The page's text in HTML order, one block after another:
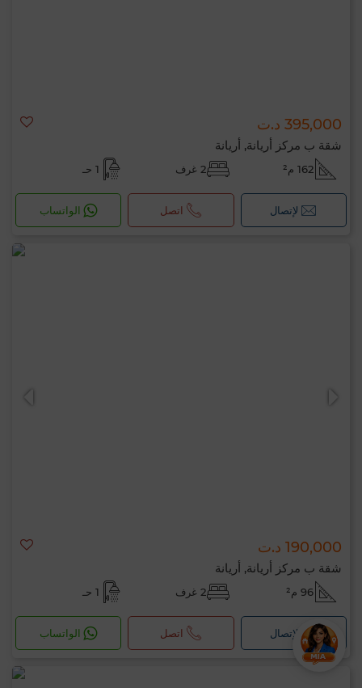
395,000 د.ت
شقة ب مركز أريانة, أريانة
162 م² 2 غرف 1 حـ
لإتصال اتصل الواتساب
190,000 د.ت
شقة ب مركز أريانة, أريانة
96 م² 2 غرف 1 حـ
لإتصال اتصل الواتساب